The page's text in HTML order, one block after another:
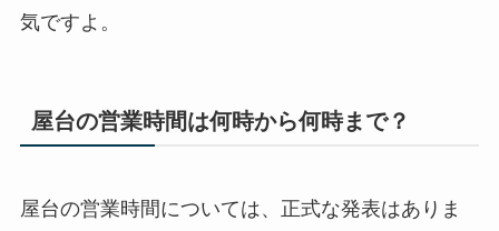
気ですよ。
屋台の営業時間は何時から何時まで？
屋台の営業時間については、正式な発表はありま